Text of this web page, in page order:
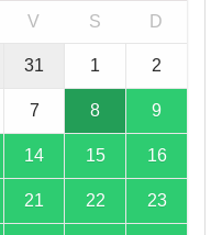
V S D
31 1 2
7 8 9
14 15 16
21 22 23